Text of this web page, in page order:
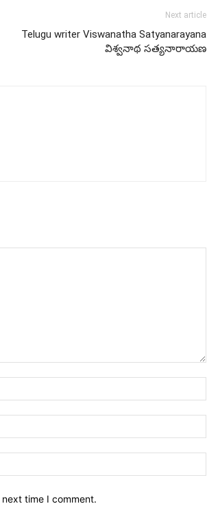
Next article
Telugu writer Viswanatha Satyanarayana
విశ్వనాథ సత్యనారాయణ
time I comment.